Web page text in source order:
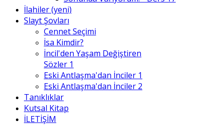
İlahiler (yeni)
Slayt Şovları
Cennet Seçimi
İsa Kimdir?
İncil'den Yaşam Değiştiren
Sözler 1
Eski Antlaşma'dan İnciler 1
Eski Antlaşma'dan İnciler 2
Tanıklıklar
Kutsal Kitap
İLETİŞİM